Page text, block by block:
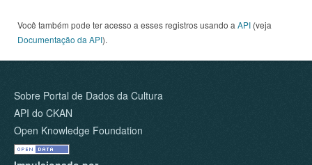
Você também pode ter acesso a esses registros usando a API (veja
Documentação da API).
Sobre Portal de Dados da Cultura
API do CKAN
Open Knowledge Foundation